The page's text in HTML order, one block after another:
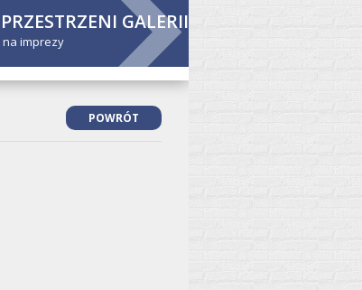
GALERII
imprezy
POWRÓT